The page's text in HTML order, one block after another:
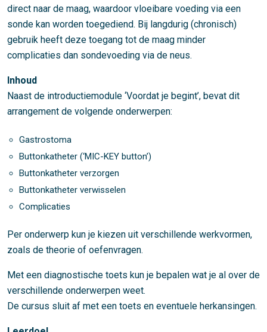
direct naar de maag, waardoor vloeibare voeding via een
sonde kan worden toegediend. Bij langdurig (chronisch)
gebruik heeft deze toegang tot de maag minder
complicaties dan sondevoeding via de neus.
Inhoud
Naast de introductiemodule ‘Voordat je begint’, bevat dit
arrangement de volgende onderwerpen:
Gastrostoma
Buttonkatheter (‘MIC-KEY button’)
Buttonkatheter verzorgen
Buttonkatheter verwisselen
Complicaties
Per onderwerp kun je kiezen uit verschillende werkvormen,
zoals de theorie of oefenvragen.
Met een diagnostische toets kun je bepalen wat je al over de
verschillende onderwerpen weet.
De cursus sluit af met een toets en eventuele herkansingen.